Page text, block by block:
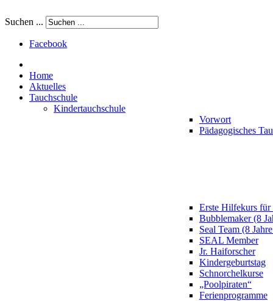
Suchen ...
Facebook
Home
Aktuelles
Tauchschule
Kindertauchschule
Vorwort
Pädagogisches
Erste Hilfekurs
Bubblemaker (8
Seal Team (8
SEAL Member
Jr. Haiforscher
Kindergeburtstag
Schnorchelkurse
„Poolpiraten“
Ferienprogramme